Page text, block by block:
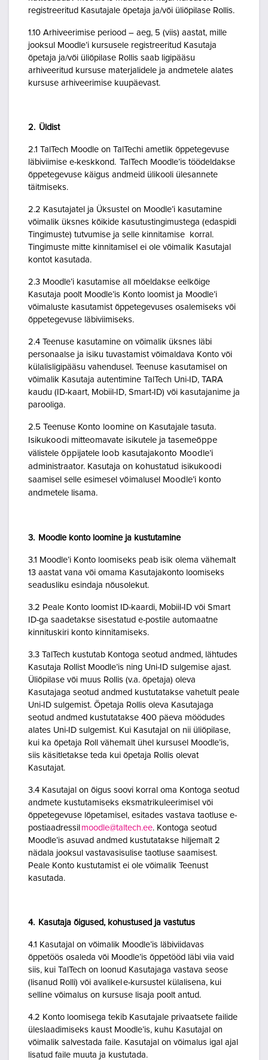
registreeritud Kasutajale õpetaja ja/või üliõpilase Rollis.
1.10 Arhiveerimise periood – aeg, 5 (viis) aastat, mille
jooksul Moodle’i kursusele registreeritud Kasutaja
õpetaja ja/või üliõpilase Rollis saab ligipääsu
arhiveeritud kursuse materjalidele ja andmetele alates
kursuse arhiveerimise kuupäevast.
2. Üldist
2.1 TalTech Moodle on TalTechi ametlik õppetegevuse
läbiviimise e-keskkond. TalTech Moodle’is töödeldakse
õppetegevuse käigus andmeid ülikooli ülesannete
täitmiseks.
2.2 Kasutajatel ja Üksustel on Moodle’i kasutamine
võimalik üksnes kõikide kasutustingimustega (edaspidi
Tingimuste) tutvumise ja selle kinnitamise korral.
Tingimuste mitte kinnitamisel ei ole võimalik Kasutajal
kontot kasutada.
2.3 Moodle’i kasutamise all mõeldakse eelkõige
Kasutaja poolt Moodle’is Konto loomist ja Moodle’i
võimaluste kasutamist õppetegevuses osalemiseks või
õppetegevuse läbiviimiseks.
2.4 Teenuse kasutamine on võimalik üksnes läbi
personaalse ja isiku tuvastamist võimaldava Konto või
külalisligipääsu vahendusel. Teenuse kasutamisel on
võimalik Kasutaja autentimine TalTech Uni-ID, TARA
kaudu (ID-kaart, Mobiil-ID, Smart-ID) või kasutajanime ja
parooliga.
2.5 Teenuse Konto loomine on Kasutajale tasuta.
Isikukoodi mitteomavate isikutele ja tasemeõppe
välistele õppijatele loob kasutajakonto Moodle’i
administraator. Kasutaja on kohustatud isikukoodi
saamisel selle esimesel võimalusel Moodle’i konto
andmetele lisama.
3. Moodle konto loomine ja kustutamine
3.1 Moodle’i Konto loomiseks peab isik olema vähemalt
13 aastat vana või omama Kasutajakonto loomiseks
seadusliku esindaja nõusolekut.
3.2 Peale Konto loomist ID-kaardi, Mobiil-ID või Smart
ID-ga saadetakse sisestatud e-postile automaatne
kinnituskiri konto kinnitamiseks.
3.3 TalTech kustutab Kontoga seotud andmed, lähtudes
Kasutaja Rollist Moodle’is ning Uni-ID sulgemise ajast.
Üliõpilase või muus Rollis (v.a. õpetaja) oleva
Kasutajaga seotud andmed kustutatakse vahetult peale
Uni-ID sulgemist. Õpetaja Rollis oleva Kasutajaga
seotud andmed kustutatakse 400 päeva möödudes
alates Uni-ID sulgemist. Kui Kasutajal on nii üliõpilase,
kui ka õpetaja Roll vähemalt ühel kursusel Moodle’is,
siis käsitletakse teda kui õpetaja Rollis olevat
Kasutajat.
3.4 Kasutajal on õigus soovi korral oma Kontoga seotud
andmete kustutamiseks eksmatrikuleerimisel või
õppetegevuse lõpetamisel, esitades vastava taotluse e-
postiaadressil moodle@taltech.ee. Kontoga seotud
Moodle’is asuvad andmed kustutatakse hiljemalt 2
nädala jooksul vastavasisulise taotluse saamisest.
Peale Konto kustutamist ei ole võimalik Teenust
kasutada.
4. Kasutaja õigused, kohustused ja vastutus
4.1 Kasutajal on võimalik Moodle’is läbiviidavas
õppetöös osaleda või Moodle’is õppetööd läbi viia vaid
siis, kui TalTech on loonud Kasutajaga vastava seose
(lisanud Rolli) või avalikel e-kursustel külalisena, kui
selline võimalus on kursuse lisaja poolt antud.
4.2 Konto loomisega tekib Kasutajale privaatsete failide
üleslaadimiseks kaust Moodle’is, kuhu Kasutajal on
võimalik salvestada faile. Kasutajal on võimalus igal ajal
lisatud faile muuta ja kustutada.